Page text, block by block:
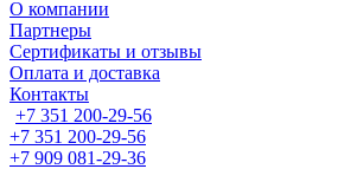
О компании
Партнеры
Cертификаты и отзывы
Оплата и доставка
Контакты
+7 351 200-29-56
+7 351 200-29-56
+7 909 081-29-36